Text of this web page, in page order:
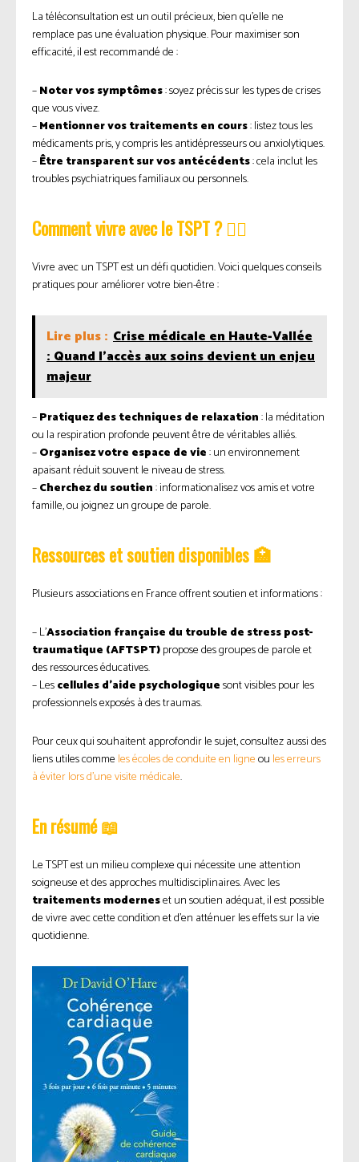
La téléconsultation est un outil précieux, bien qu’elle ne
remplace pas une évaluation physique. Pour maximiser son
efficacité, il est recommandé de :
–Noter vos symptômes: soyez précis sur les types de crises
que vous vivez.
–Mentionner vos traitements en cours: listez tous les
médicaments pris, y compris les antidépresseurs ou anxiolytiques.
–Être transparent sur vos antécédents: cela inclut les
troubles psychiatriques familiaux ou personnels.
Comment vivre avec le TSPT ? 🧘‍♀️
Vivre avec un TSPT est un défi quotidien. Voici quelques conseils
pratiques pour améliorer votre bien-être :
Lire plus : Crise médicale en Haute-Vallée
: Quand l'accès aux soins devient un enjeu
majeur
–Pratiquez des techniques de relaxation: la méditation
ou la respiration profonde peuvent être de véritables alliés.
–Organisez votre espace de vie: un environnement
apaisant réduit souvent le niveau de stress.
–Cherchez du soutien: informationalisez vos amis et votre
famille, ou joignez un groupe de parole.
Ressources et soutien disponibles 🏥
Plusieurs associations en France offrent soutien et informations :
– L’Association française du trouble de stress post-
traumatique (AFTSPT)propose des groupes de parole et
des ressources éducatives.
– Lescellules d’aide psychologiquesont visibles pour les
professionnels exposés à des traumas.
Pour ceux qui souhaitent approfondir le sujet, consultez aussi des
liens utiles comme les écoles de conduite en ligneou les erreurs
à éviter lors d’une visite médicale.
En résumé 📖
Le TSPT est un milieu complexe qui nécessite une attention
soigneuse et des approches multidisciplinaires. Avec les
traitements moderneset un soutien adéquat, il est possible
de vivre avec cette condition et d’en atténuer les effets sur la vie
quotidienne.